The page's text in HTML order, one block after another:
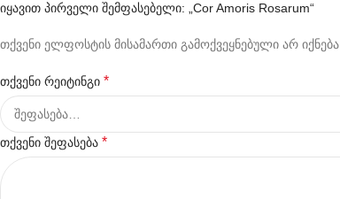
იყავით პირველი შემფასებელი: „Cor Amoris Rosarum“
თქვენი ელფოსტის მისამართი გამოქვეყნებული არ იქნება.
თქვენი რეიტინგი *
თქვენი შეფასება *